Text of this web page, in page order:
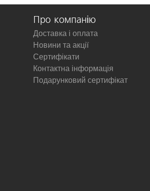
Про компанію
Доставка і оплата
Новини та акції
Сертифікати
Контактна інформація
Подарунковий сертифікат